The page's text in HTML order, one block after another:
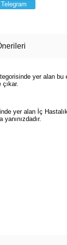
Telegram
yer alan
yer alan İç